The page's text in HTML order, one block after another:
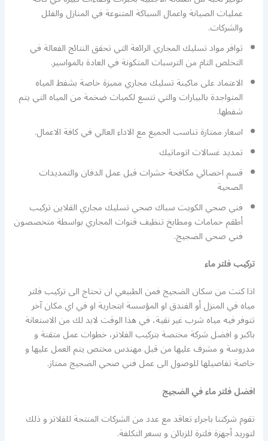
عمليات الصيانة واعمال السباكة المتنوعة في المنازل والفلل
والشركات.
توافر مواد تسليك المجاري الرائعة التي تحقق النتائج الفعالة في
التخلص التام من الترسبات المتكونة في العادة بالمواسير.
الاعتماد على ماكينة تسليك مجاري مميزة خاصة بشفط المياه
المتواجدة بالبيارات والتي تتسع لكميات ضخمة من المياه التي يتم
شفطها.
اسعار ممتازة تناسب الجميع مع الاداء العالي في كافة الاعمال.
تمديد غسالات اتوماتيك
قسم اخصائي مكافحة حشرات قبل عمل الدفان والتمديدات
الصحية
فني صحي الكويت سباك صحي تسليك مجاري القلاين تركيب
أطقم حمامات ومطابخ تنظيف قنوات المجاري بواسطة متخصصون
فني صحي الضجيج.
تركيب فلتر ماء
اذا كنت من سكان الضجيج فمن الطبيعي ان تحتاج الى تركيب فلتر
مياه في المنزل أو الفندق او المؤسسة ابتجارية او في اي مكان آخر
تتوفر فيه مياه شرب غير نقية، في هذا الوقت لابد لك من الاستعانة
باكبر و افضل شركة مختصة بتركيب الفلاتر، خطوات عمل متقنة و
مدروسة و مشرف عليها من قبل مهندس مختص يتم العمل عليها و
خاصة تفاصيلها للوصول الى عمل فني صحي الضجيج ممتاز.
افضل فلتر ماء في الضجيج
تقوم شركتنا باجراء تعاقد مع عدد من الشركات المنتجة للفلاتر و ذلك
لتوريد أجهزة فلترة للزبائن و بسعر التكلفة.